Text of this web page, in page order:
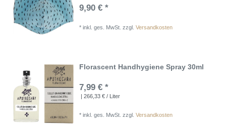
9,90 € *
*inkl. ges. MwSt. zzgl.Versandkosten
Florascent Handhygiene Spray 30ml
7,99 € *
| 266,33 € / Liter
*inkl. ges. MwSt. zzgl.Versandkosten